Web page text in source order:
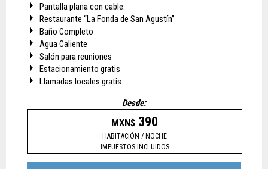
Pantalla plana con cable.
Restaurante “La Fonda de San Agustín”
Baño Completo
Agua Caliente
Salón para reuniones
Estacionamiento gratis
Llamadas locales gratis
Desde:
MXN$ 390
HABITACIÓN / NOCHE
IMPUESTOS INCLUIDOS